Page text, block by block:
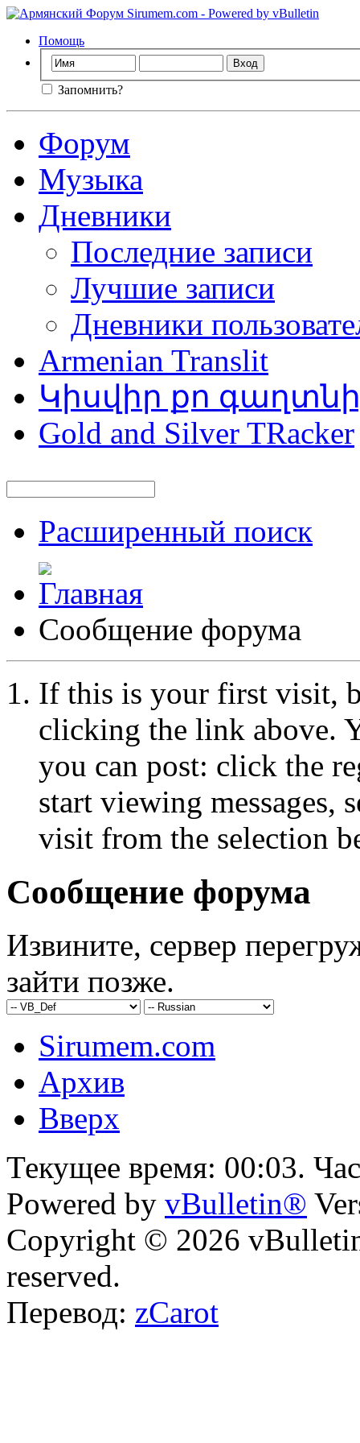
Помощь
Запомнить?
Форум
Музыка
Дневники
Последние записи
Лучшие записи
Дневники
Armenian Translit
Կիսվիր քո
Gold and Silver TRacker
Расширенный поиск
Сообщение форума
If this is your first visit,
clicking the link above.
you can post: click the
start viewing messages,
visit from the selection
Сообщение форума
Извините, сервер
зайти позже.
Sirumem.com
Архив
Вверх
Текущее время: 00:03.
Powered by vBulletin®
Copyright © 2026
reserved.
Перевод: zCarot